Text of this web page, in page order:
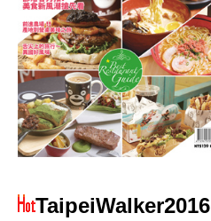
TaipeiWalker2016